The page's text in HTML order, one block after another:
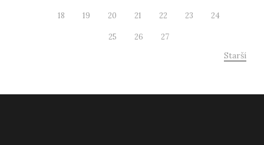
18 19 20 21 22 23 24
25 26 27
Starší